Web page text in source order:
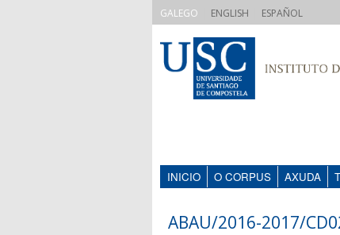
GALEGO ENGLISH ESPAÑOL
INICIO O CORPUS AXUDA
ABAU/2016-2017/